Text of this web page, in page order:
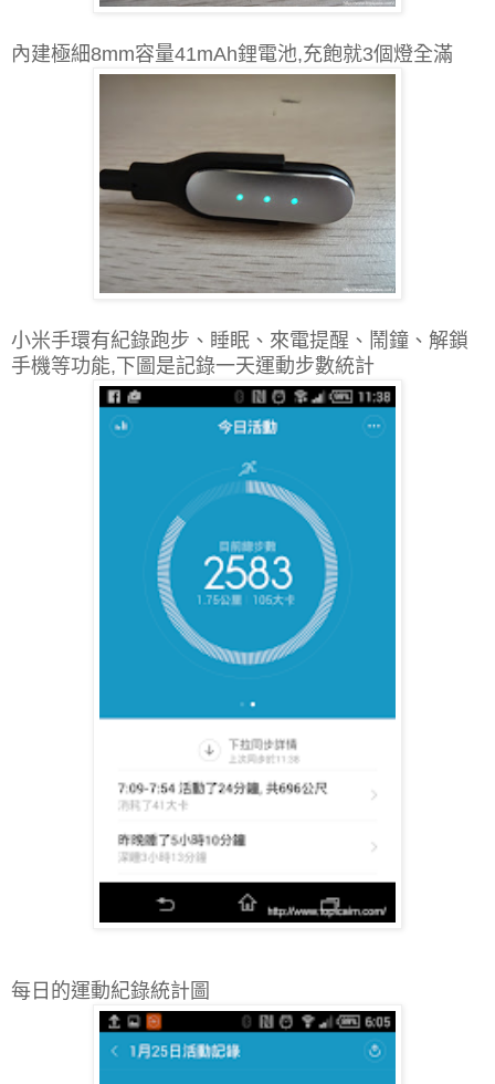
內建極細8mm容量41mAh鋰電池,充飽就3個燈全滿
小米手環有紀錄跑步、睡眠 、 來電提醒 、 鬧鐘 、 解鎖
手機等功能,下圖是記錄一天運動步數統計
每日的運動紀錄統計圖